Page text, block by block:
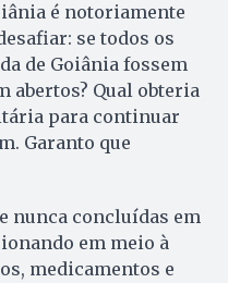
é notoriamente
se todos os
de Goiânia fossem
abertos? Qual obteria
para continuar
Garanto que
nunca concluídas em
em meio à
medicamentos e